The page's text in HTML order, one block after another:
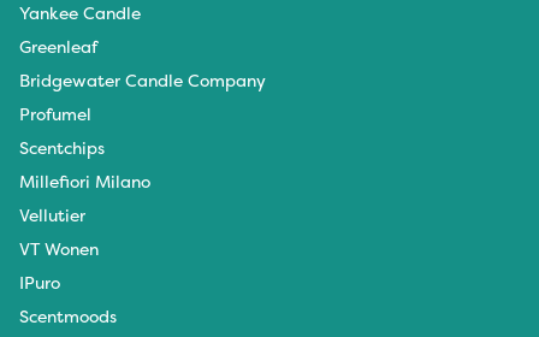
Yankee Candle
Greenleaf
Bridgewater Candle Company
Profumel
Scentchips
Millefiori Milano
Vellutier
VT Wonen
IPuro
Scentmoods